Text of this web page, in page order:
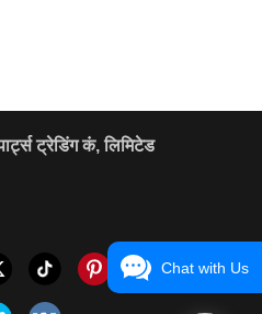
ट्रेडिंग कं, लिमिटेड
Chat with Us